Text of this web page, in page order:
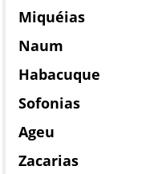
Miquéias
Naum
Habacuque
Sofonias
Ageu
Zacarias